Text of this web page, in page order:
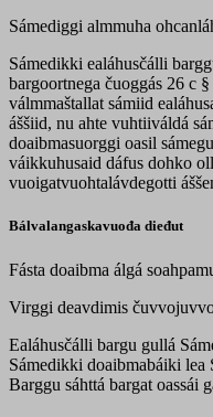
Sámediggi almmuha
Sámedikki ealáhusčálli
bargoortnega čuoggás 26 c
válmmaštallat sámiid
áššiid, nu ahte vuhtiiváldá
doaibmasuorggi oasil
váikkuhusaid dáfus dohko
vuoigatvuohtalávdegotti
Bálvalangaskavuođa dieđut
Fásta doaibma álgá
Virggi deavdimis
Ealáhusčálli bargu gullá
Sámedikki doaibmabáiki lea
Barggu sáhttá bargat oassái